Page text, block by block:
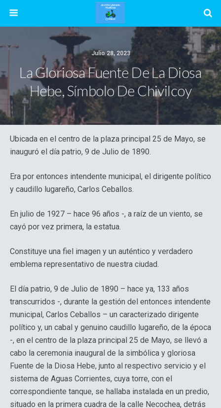
Julio 28, 2023
La Gloriosa Fuente De La Diosa
Hebe, Símbolo De Chivilcoy
Ubicada en el centro de la plaza principal 25 de Mayo, se
inauguró el día patrio, 9 de Julio de 1890.
Era por entonces intendente municipal, el dirigente político
y caudillo lugareño, Carlos Ceballos.
En julio de 1927 – hace 96 años -, a raíz de un viento, se
cayó por vez primera, la estatua.
Constituye una fiel imagen y un auténtico y verdadero
emblema representativo de nuestra ciudad.
El día patrio, 9 de Julio de 1890 – hace ya, 133 años
transcurridos -, durante la gestión del entonces intendente
municipal, Carlos Ceballos – un caracterizado dirigente
político y, un cabal y genuino caudillo lugareño, de la época
-, en el centro de la plaza principal 25 de Mayo, se llevó a
cabo la ceremonia inaugural de la simbólica y gloriosa
Fuente de la Diosa Hebe, junto al respectivo servicio y el
sistema de Aguas Corrientes, cuya torre, con el
correspondiente tanque, se hallaba instalada en un predio,
situado en la primera cuadra de la calle Necochea, detrás